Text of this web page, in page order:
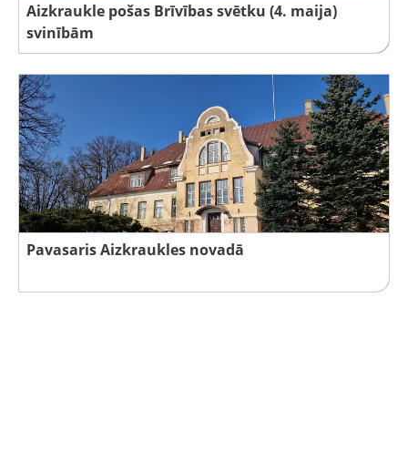
Aizkraukle pošas Brīvības svētku (4. maija)
svinībām
Pavasaris Aizkraukles novadā